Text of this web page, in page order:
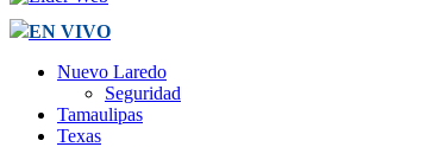
EN VIVO
Nuevo Laredo
Seguridad
Tamaulipas
Texas